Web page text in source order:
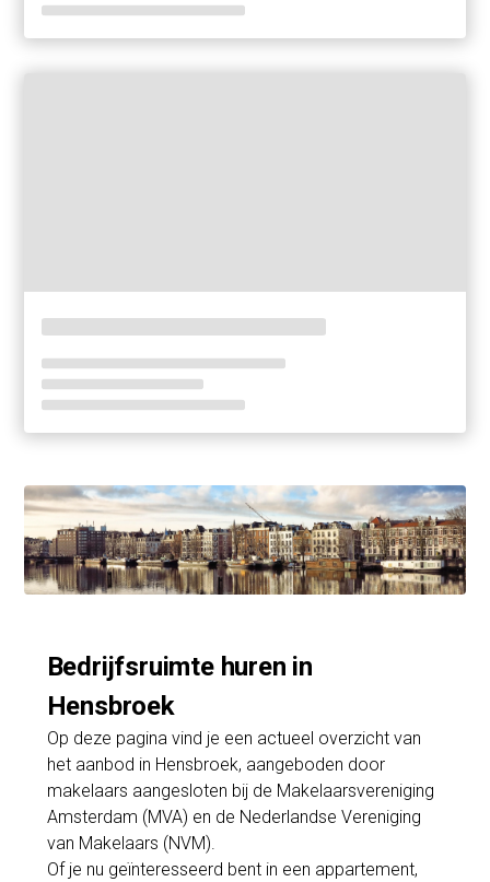
Bedrijfsruimte huren in
Hensbroek
Op deze pagina vind je een actueel overzicht van
het aanbod in Hensbroek, aangeboden door
makelaars aangesloten bij de Makelaarsvereniging
Amsterdam (MVA) en de Nederlandse Vereniging
van Makelaars (NVM).
Of je nu geïnteresseerd bent in een appartement,